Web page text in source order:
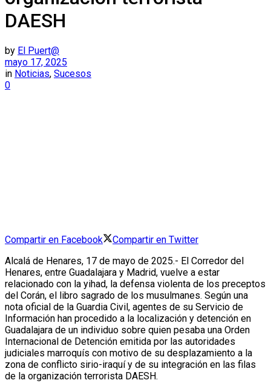
DAESH
by El Puert@
mayo 17, 2025
in Noticias, Sucesos
0
Compartir en Facebook
Compartir en Twitter
Alcalá de Henares, 17 de mayo de 2025.- El Corredor del
Henares, entre Guadalajara y Madrid, vuelve a estar
relacionado con la yihad, la defensa violenta de los preceptos
del Corán, el libro sagrado de los musulmanes. Según una
nota oficial de la Guardia Civil, agentes de su Servicio de
Información han procedido a la localización y detención en
Guadalajara de un individuo sobre quien pesaba una Orden
Internacional de Detención emitida por las autoridades
judiciales marroquís con motivo de su desplazamiento a la
zona de conflicto sirio-iraquí y de su integración en las filas
de la organización terrorista DAESH.